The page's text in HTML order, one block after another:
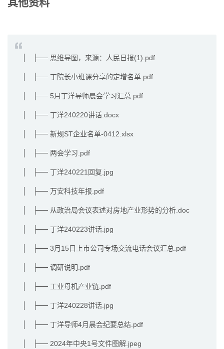
│ ├── 思维导图，来源：人民日报(1).pdf
│ ├── 丁院长小班课分享的定增名单.pdf
│ ├── 5月丁洋导师晨会学习汇总.pdf
│ ├── 丁洋240220讲话.docx
│ ├── 新规ST企业名单-0412.xlsx
│ ├── 两会学习.pdf
│ ├── 丁洋240221回复.jpg
│ ├── 万安科技年报.pdf
│ ├── 从政治局会议表述对房地产业形势的分析.doc
│ ├── 丁洋240223讲话.jpg
│ ├── 3月15日上市公司专场交流电话会议汇总.pdf
│ ├── 调研说明.pdf
│ ├── 工业母机产业链.pdf
│ ├── 丁洋240228讲话.jpg
│ ├── 丁洋导师4月晨会纪要总结.pdf
│ ├── 2024年中央1号文件图解.jpeg